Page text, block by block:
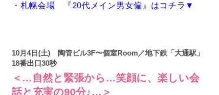
・札幌会場 『20代メイン男女偏』はコチラ▼
10月4日(土) 陶管ビル3F〜個室Room／地下鉄「大通駅」
18番出口30秒
＜…自然と緊張から…笑顔に、楽しい会
話と充実の90分♪…＞